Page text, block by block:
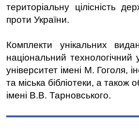
територіальну цілісність
проти України.
Комплекти унікальних
національний
університет імені М. Гоголя,
та міська бібліотеки, а
імені В.В. Тарновського.